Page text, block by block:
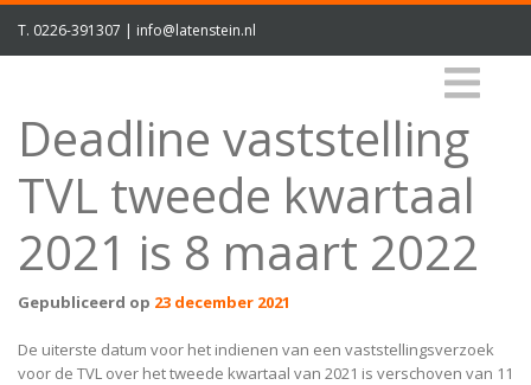
T. 0226-391307 | info@latenstein.nl
Deadline vaststelling
TVL tweede kwartaal
2021 is 8 maart 2022
Gepubliceerd op 23 december 2021
De uiterste datum voor het indienen van een vaststellingsverzoek
voor de TVL over het tweede kwartaal van 2021 is verschoven van 11